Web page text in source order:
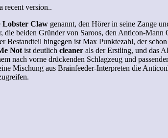
recent version..
Lobster Claw genannt, den Hörer in seine Zange
beiden Gründer von Saroos, den Anticon-
Bestandteil hingegen ist Max Punktezahl, der
Not ist deutlich cleaner als der Erstling, und das
nach vorne drückenden Schlagzeug und
Mischung aus Brainfeeder-Interpreten die Anticon